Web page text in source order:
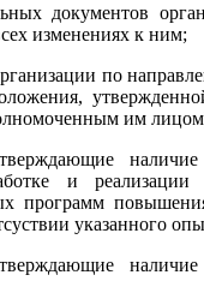
документов
изменениях к ним;
по
им
и реализации
программ
указанного